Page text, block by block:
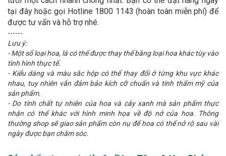
tại đây hoặc gọi Hotline 1800 1143 (hoàn toàn miễn phí) để
được tư vấn và hỗ trợ nhé.
------
Lưu ý:
- Một số loại hoa, lá có thể được thay thế bằng loại hoa khác tùy vào
tình hình thực tế.
- Kiểu dáng và màu sắc hộp có thể thay đổi ở từng khu vực khác
nhau, tuy nhiên vẫn đảm bảo kích cỡ chuẩn và tính thẩm mỹ của
sản phẩm.
- Do tính chất tự nhiên của hoa và cây xanh mà sản phẩm thực
nhận có thể khác với hình minh họa về độ nở của hoa. Thông
thường shop sẽ giao sản phẩm còn nụ để hoa có thể nở rộ sau vài
ngày được bạn chăm sóc.